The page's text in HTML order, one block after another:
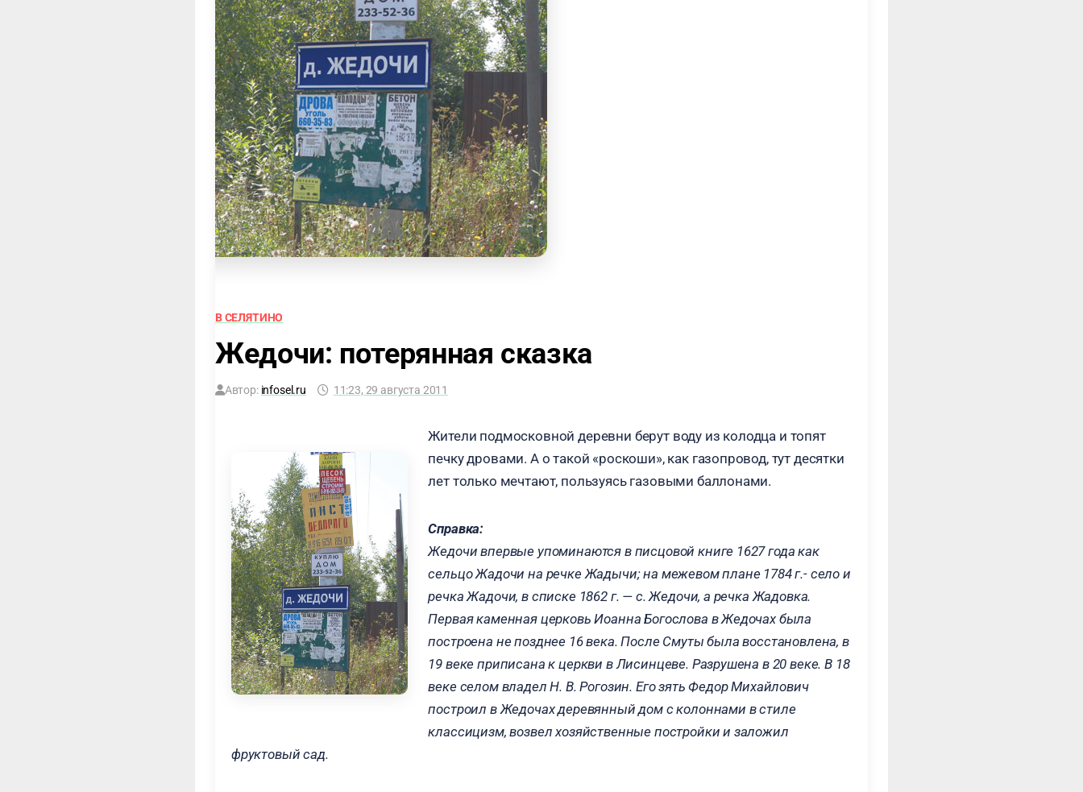
В СЕЛЯТИНО
Жедочи: потерянная сказка
Автор: infosel.ru 11:23, 29 августа 2011
Жители подмосковной деревни берут воду из колодца и топят
печку дровами. А о такой «роскоши», как газопровод, тут десятки
лет только мечтают, пользуясь газовыми баллонами.
Справка:
Жедочи впервые упоминаются в писцовой книге 1627 года как
сельцо Жадочи на речке Жадычи; на межевом плане 1784 г.- село и
речка Жадочи, в списке 1862 г. — с. Жедочи, а речка Жадовка.
Первая каменная церковь Иоанна Богослова в Жедочах была
построена не позднее 16 века. После Смуты была восстановлена, в
19 веке приписана к церкви в Лисинцеве. Разрушена в 20 веке. В 18
веке селом владел Н. В. Рогозин. Его зять Федор Михайлович
построил в Жедочах деревянный дом с колоннами в стиле
классицизм, возвел хозяйственные постройки и заложил
фруктовый сад.